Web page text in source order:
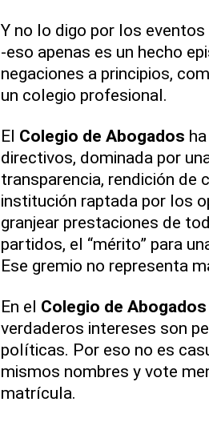
Y no lo digo por los
-eso apenas es un hecho
negaciones a principios,
un colegio profesional.
El Colegio de Abogados
directivos, dominada por
transparencia, rendición de
institución raptada por los
granjear prestaciones de
partidos, el “mérito” para
Ese gremio no representa
En el Colegio de Abogados
verdaderos intereses son
políticas. Por eso no es
mismos nombres y vote
matrícula.